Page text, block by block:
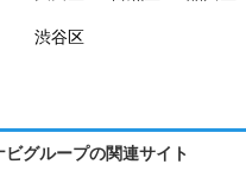
渋谷区
ビグループの関連サイト